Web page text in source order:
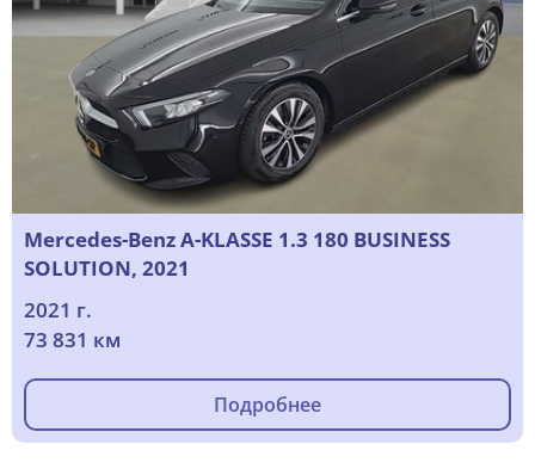
Mercedes-Benz A-KLASSE 1.3 180 BUSINESS
SOLUTION, 2021
2021 г.
73 831 км
Подробнее